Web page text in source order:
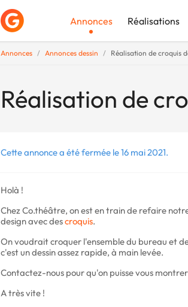
Annonces Réalisations
Annonces Annonces dessin Réalisation de croquis
Réalisation de
Cette annonce a été fermée le 16 mai 2021.
Holà !
Chez Co.théâtre, on est en train de refaire
design avec descroquis.
On voudrait croquer l'ensemble du bureau et
c'est un dessin assez rapide, à main levée.
Contactez-nous pour qu'on puisse vous
A très vite !